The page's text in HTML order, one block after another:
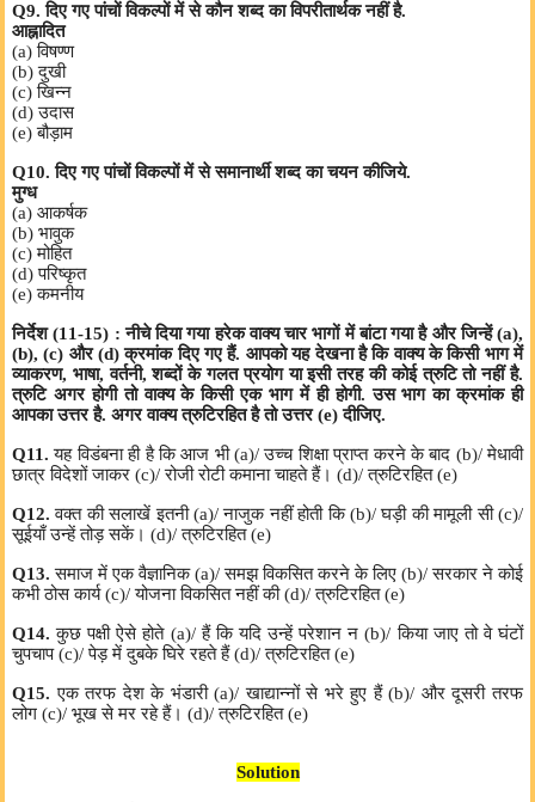
Q9. दिए गए पांचों विकल्पों में से कौन शब्द का विपरीतार्थक नहीं है.
आह्नादित
(a) विषण्ण
(b) दुखी
(c) खिन्न
(d) उदास
(e) बौड़ाम
Q10. दिए गए पांचों विकल्पों में से समानार्थी शब्द का चयन कीजिये.
मुग्ध
(a) आकर्षक
(b) भावुक
(c) मोहित
(d) परिष्कृत
(e) कमनीय
निर्देश (11-15) : नीचे दिया गया हरेक वाक्य चार भागों में बांटा गया है और जिन्हें (a),
(b), (c) और (d) क्रमांक दिए गए हैं. आपको यह देखना है कि वाक्य के किसी भाग में
व्याकरण, भाषा, वर्तनी, शब्दों के गलत प्रयोग या इसी तरह की कोई त्रुटि तो नहीं है.
त्रुटि अगर होगी तो वाक्य के किसी एक भाग में ही होगी. उस भाग का क्रमांक ही
आपका उत्तर है. अगर वाक्य त्रुटिरहित है तो उत्तर (e) दीजिए.
Q11. यह विडंबना ही है कि आज भी (a)/ उच्च शिक्षा प्राप्त करने के बाद (b)/ मेधावी
छात्र विदेशों जाकर (c)/ रोजी रोटी कमाना चाहते हैं। (d)/ त्रुटिरहित (e)
Q12. वक्त की सलाखें इतनी (a)/ नाजुक नहीं होती कि (b)/ घड़ी की मामूली सी (c)/
सूईयाँ उन्हें तोड़ सकें। (d)/ त्रुटिरहित (e)
Q13. समाज में एक वैज्ञानिक (a)/ समझ विकसित करने के लिए (b)/ सरकार ने कोई
कभी ठोस कार्य (c)/ योजना विकसित नहीं की (d)/ त्रुटिरहित (e)
Q14. कुछ पक्षी ऐसे होते (a)/ हैं कि यदि उन्हें परेशान न (b)/ किया जाए तो वे घंटों
चुपचाप (c)/ पेड़ में दुबके घिरे रहते हैं (d)/ त्रुटिरहित (e)
Q15. एक तरफ देश के भंडारी (a)/ खाद्यान्नों से भरे हुए हैं (b)/ और दूसरी तरफ
लोग (c)/ भूख से मर रहे हैं। (d)/ त्रुटिरहित (e)
Solution